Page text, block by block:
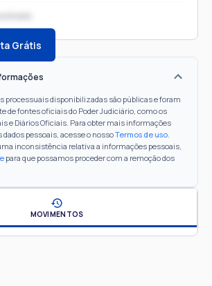
Grátis
processuais disponibilizadas são públicas e foram
de fontes oficiais do Poder Judiciário, como os
e Diários Oficiais. Para obter mais informações
pessoais, acesse o nossoTermos de uso.
inconsistência relativa a informações pessoais,
para que possamos proceder com a remoção dos
MOVIMENTOS